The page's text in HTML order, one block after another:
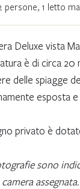
persone, 1 letto
Deluxe vista
è di circa 20
delle spiagge
esposta
privato è
sono
assegnata.